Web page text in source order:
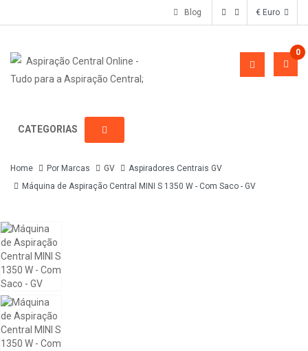
Blog
0
CATEGORIAS
Home Por Marcas GV
Aspiradores Centrais GV
Máquina de Aspiração Central MINI S 1350 W - Com Saco - GV